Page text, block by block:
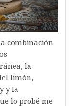
combinación
la
limón,
y la
lo probé me